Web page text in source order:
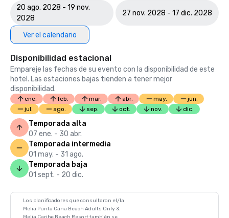
20 ago. 2028 - 19 nov.
2028
27 nov. 2028 - 17 dic. 2028
Ver el calendario
Disponibilidad estacional
Empareje las fechas de su evento con la disponibilidad de este
hotel. Las estaciones bajas tienden a tener mejor
disponibilidad.
ene. feb. mar. abr. may.
jun.
jul.
ago. sep. oct. nov. dic.
Temporada alta
07 ene. - 30 abr.
Temporada intermedia
01 may. - 31 ago.
Temporada baja
01 sept. - 20 dic.
Los planificadores que consultaron el/la
Melia Punta Cana Beach Adults Only &